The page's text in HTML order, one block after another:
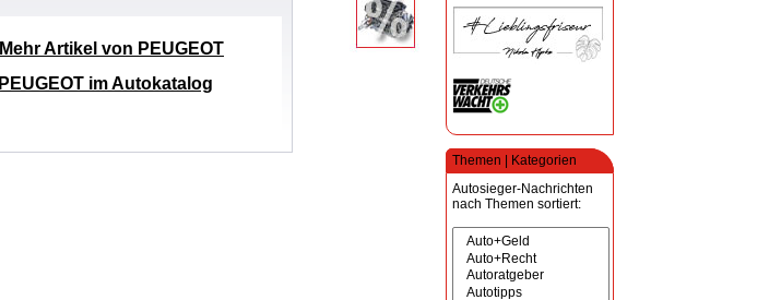
Themen | Kategorien
Autosieger-Nachrichten
nach Themen sortiert:
Mehr Artikel von PEUGEOT
PEUGEOT im Autokatalog